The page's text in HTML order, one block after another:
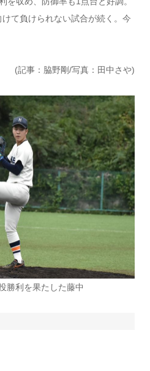
て負けられない試合が続く。今
(記事：脇野剛/写真：田中さや)
勝利を果たした藤中